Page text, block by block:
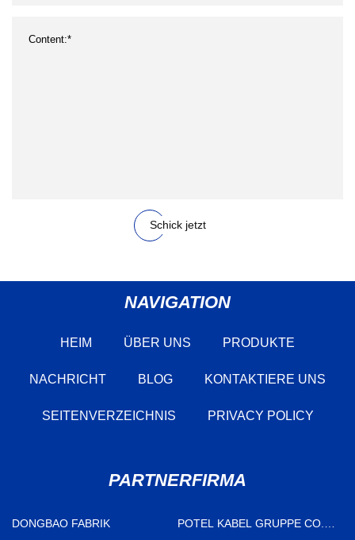
Schick jetzt
NAVIGATION
HEIM ÜBER UNS PRODUKTE
NACHRICHT BLOG KONTAKTIERE UNS
SEITENVERZEICHNIS PRIVACY POLICY
PARTNERFIRMA
DONGBAO FABRIK
POTEL KABEL GRUPPE CO.,